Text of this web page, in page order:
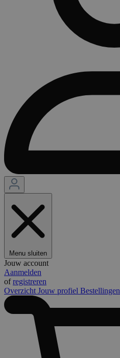
Menu sluiten
Jouw account
Aanmelden
ofregistreren
Overzicht Jouw profiel Bestellingen